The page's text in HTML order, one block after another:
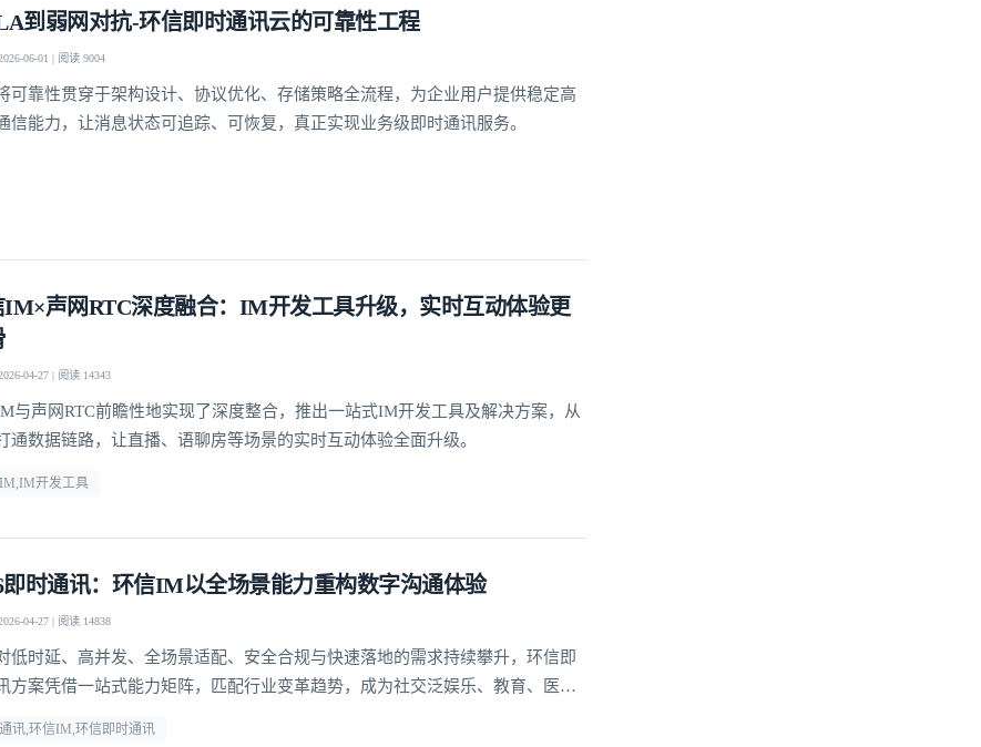
到弱网对抗-环信即时通讯云的可靠性工程
06-01 | 阅读 9004
可靠性贯穿于架构设计、协议优化、存储策略全流程，为企业用户提供稳定高
信能力，让消息状态可追踪、可恢复，真正实现业务级即时通讯服务。
IM×声网RTC深度融合：IM开发工具升级，实时互动体验更
04-27 | 阅读 14343
与声网RTC前瞻性地实现了深度整合，推出一站式IM开发工具及解决方案，从
通数据链路，让直播、语聊房等场景的实时互动体验全面升级。
开发工具
即时通讯：环信IM以全场景能力重构数字沟通体验
04-27 | 阅读 14838
低时延、高并发、全场景适配、安全合规与快速落地的需求持续攀升，环信即
方案凭借一站式能力矩阵，匹配行业变革趋势，成为社交泛娱乐、教育、医
讯,环信IM,环信即时通讯
我已阅读并同意
提交
不了，谢谢